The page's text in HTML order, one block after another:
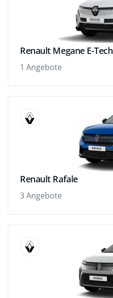
Renault Megane E-Tech
1 Angebote
Renault Rafale
3 Angebote